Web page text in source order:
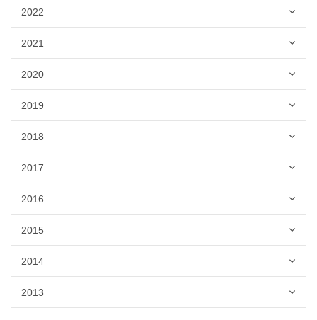
2022
2021
2020
2019
2018
2017
2016
2015
2014
2013